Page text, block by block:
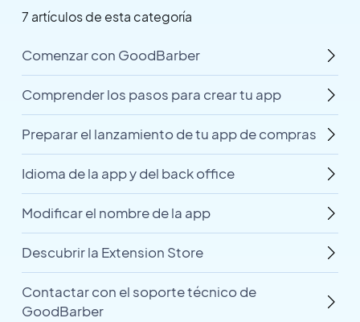
7 artículos de esta categoría
Comenzar con GoodBarber
Comprender los pasos para crear tu app
Preparar el lanzamiento de tu app de compras
Idioma de la app y del back office
Modificar el nombre de la app
Descubrir la Extension Store
Contactar con el soporte técnico de
GoodBarber